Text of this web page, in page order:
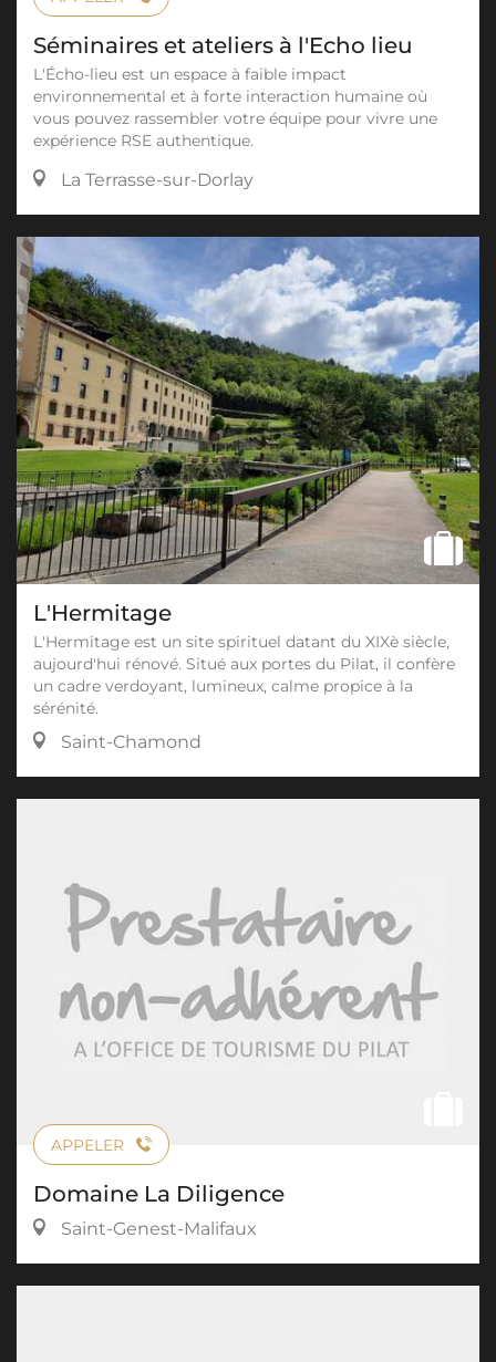
Séminaires et ateliers à l'Echo lieu
L'Écho-lieu est un espace à faible impact
environnemental et à forte interaction humaine où
vous pouvez rassembler votre équipe pour vivre une
expérience RSE authentique.
La Terrasse-sur-Dorlay
L'Hermitage
L'Hermitage est un site spirituel datant du XIXè siècle,
aujourd'hui rénové. Situé aux portes du Pilat, il confère
un cadre verdoyant, lumineux, calme propice à la
sérénité.
Saint-Chamond
APPELER
Domaine La Diligence
Saint-Genest-Malifaux